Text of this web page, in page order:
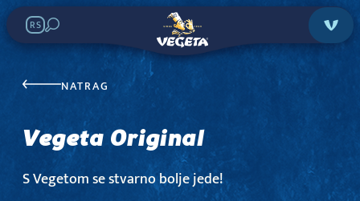
RS
NATRAG
Vegeta Original
S Vegetom se stvarno bolje jede!
Vegeta Original
Potraži u prodavnicama: